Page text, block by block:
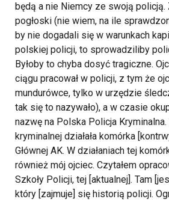
będą a nie Niemcy ze swoją policją.
pogłoski (nie wiem, na ile
by nie dogadali się w warunkach
polskiej policji, to sprowadziliby
Byłoby to chyba dosyć tragiczne.
ciągu pracował w policji, z tym że
mundurówce, tylko w urzędzie
tak się to nazywało), a w czasie
nazwę na Polska Policja
kryminalnej działała komórka
Głównej AK. W działaniach tej
również mój ojciec. Czytałem
Szkoły Policji, tej [aktualnej]. Tam
który [zajmuje] się historią policji.